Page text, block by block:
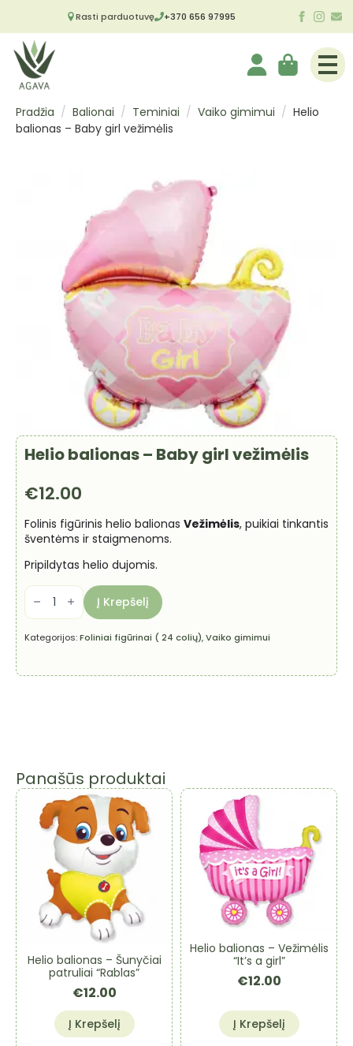
Rasti parduotuvę +370 656 97995
Pradžia Balionai Teminiai Vaiko gimimui
Helio
balionas – Baby girl vežimėlis
Helio balionas – Baby girl vežimėlis
€12.00
Folinis figūrinis helio balionas Vežimėlis, puikiai tinkantis
šventėms ir staigmenoms.
Pripildytas helio dujomis.
produkto
kiekis:
Helio
balionas
-
Baby
Į Krepšelį
Kategorijos:Foliniai figūrinai ( 24 colių),Vaiko gimimui
Panašūs produktai
Helio balionas – Šunyčiai
patruliai “Rablas”
€12.00
Į Krepšelį
Helio balionas – Vežimėlis
“It’s a girl”
€12.00
Į Krepšelį